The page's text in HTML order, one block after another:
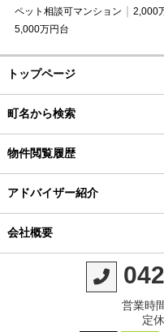
ペット相談可マンション
2,000
5,000万円台
トップページ
町名から検索
物件閲覧履歴
アドバイザー紹介
会社概要
営業時
定